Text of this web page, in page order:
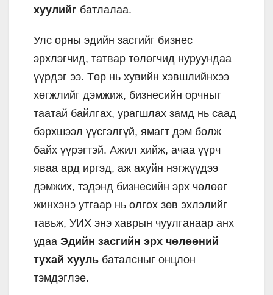
хуулийг батлалаа.
Улс орны эдийн засгийг бизнес
эрхлэгчид, татвар төлөгчид нуруундаа
үүрдэг ээ. Төр нь хувийн хэвшлийнхээ
хөгжлийг дэмжиж, бизнесийн орчныг
таатай байлгах, урагшлах замд нь саад
бэрхшээл үүсгэлгүй, ямагт дэм болж
байх үүрэгтэй. Ажил хийж, ачаа үүрч
яваа ард иргэд, аж ахуйн нэгжүүдээ
дэмжих, тэдэнд бизнесийн эрх чөлөөг
жинхэнэ утгаар нь олгох зөв эхлэлийг
тавьж, УИХ энэ хаврын чуулганаар анх
удаа Эдийн засгийн эрх чөлөөний
тухай хууль баталсныг онцлон
тэмдэглэе.